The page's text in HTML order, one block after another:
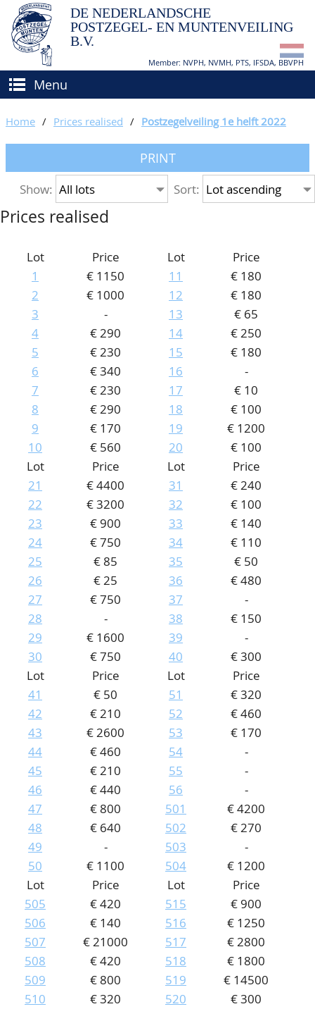
DE NEDERLANDSCHE
POSTZEGEL- EN MUNTENVEILING
B.V.
Member: NVPH, NVMH, PTS, IFSDA, BBVPH
Menu
BUY AND SELL
How to sell?
How to buy?
Conditions
BIDDING
APPRAISALS
CATALOGUE/RESULTS
GRADING
CALENDAR
ABOUT US
Our Team
80 Years NPV
CONTACT
ACCOUNT
Home / Prices realised / Postzegelveiling 1e helft 2022
PRINT
Show: Sort:
Prices realised
Lot
Price
1
€ 1150
2
€ 1000
3
-
4
€ 290
5
€ 230
6
€ 340
7
€ 230
8
€ 290
9
€ 170
10
€ 560
Lot
Price
11
€ 180
12
€ 180
13
€ 65
14
€ 250
15
€ 180
16
-
17
€ 10
18
€ 100
19
€ 1200
20
€ 100
Lot
Price
21
€ 4400
22
€ 3200
23
€ 900
24
€ 750
25
€ 85
26
€ 25
27
€ 750
28
-
29
€ 1600
30
€ 750
Lot
Price
31
€ 240
32
€ 100
33
€ 140
34
€ 110
35
€ 50
36
€ 480
37
-
38
€ 150
39
-
40
€ 300
Lot
Price
41
€ 50
42
€ 210
43
€ 2600
44
€ 460
45
€ 210
46
€ 440
47
€ 800
48
€ 640
49
-
50
€ 1100
Lot
Price
51
€ 320
52
€ 460
53
€ 170
54
-
55
-
56
-
501
€ 4200
502
€ 270
503
-
504
€ 1200
Lot
Price
505
€ 420
506
€ 140
507
€ 21000
508
€ 420
509
€ 800
510
€ 320
Lot
Price
515
€ 900
516
€ 1250
517
€ 2800
518
€ 1800
519
€ 14500
520
€ 300